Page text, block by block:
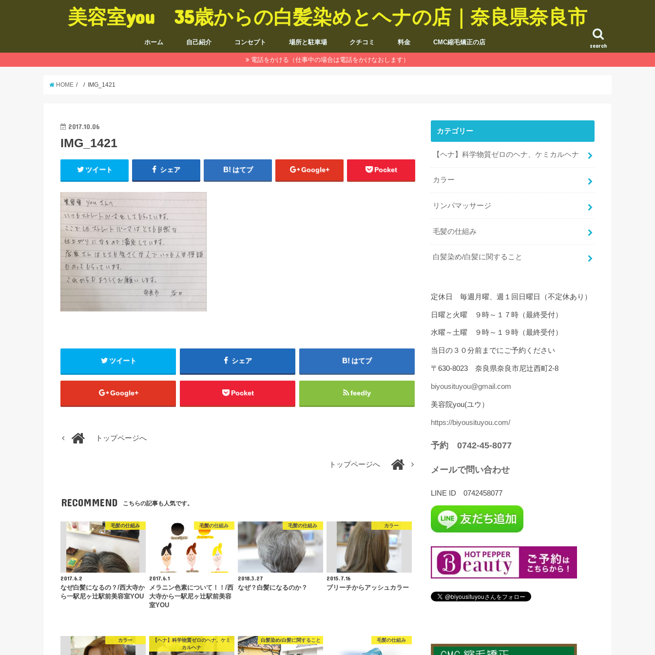
美容室you 35歳からの白髪染めとヘナの店｜奈良県奈良市
search
ホーム 自己紹介 コンセプト 場所と駐車場 クチコミ 料金 CMC縮毛矯正の店
電話をかける（仕事中の場合は電話をかけなおします）
HOME IMG_1421
2017.10.06
IMG_1421
ツイート シェア はてブ Google+ Pocket
ツイート シェア はてブ
Google+ Pocket feedly
トップページへ
トップページへ
RECOMMEND こちらの記事も人気です。
毛髪の仕組み
2017.6.2
なぜ白髪になるの？/西大寺か
ら一駅尼ヶ辻駅前美容室YOU
毛髪の仕組み
2017.6.1
メラニン色素について！！/西
大寺から一駅尼ヶ辻駅前美容
室YOU
毛髪の仕組み
2018.3.27
なぜ？白髪になるのか？
カラー
2015.7.16
ブリーチからアッシュカラー
カラー
【ヘナ】科学物質ゼロのヘナ、ケミ
カルヘナ
白髪染め/白髪に関すること 毛髪の仕組み
カテゴリー
【ヘナ】科学物質ゼロのヘナ、ケミカルヘナ
カラー
リンパマッサージ
毛髪の仕組み
白髪染め/白髪に関すること
定休日 毎週月曜、週１回日曜日（不定休あり）
日曜と火曜 ９時～１７時（最終受付）
水曜～土曜 ９時～１９時（最終受付）
当日の３０分前までにご予約ください
〒630-8023 奈良県奈良市尼辻西町2-8
biyousituyou@gmail.com
美容院you(ユウ）
https://biyousituyou.com/
予約 0742-45-8077
メールで問い合わせ
LINE ID 0742458077